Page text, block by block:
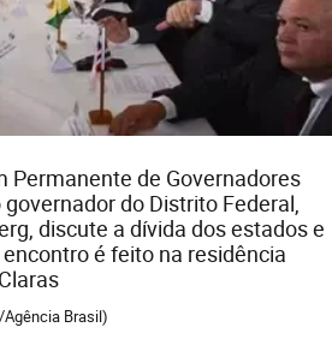
Permanente de Governadores
do Distrito Federal,
discute a dívida dos estados e
é feito na residência
Brasil)